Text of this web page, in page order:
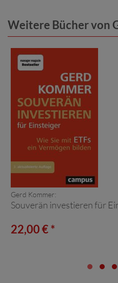
Weitere Bücher von
Gerd Kommer:
Souverän investieren für
22,00 € *